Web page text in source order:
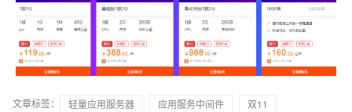
文章标签： 轻量应用服务器 应用服务中间件
双11